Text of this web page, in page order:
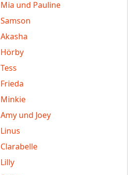
Mia und Pauline
Samson
Akasha
Hörby
Tess
Frieda
Minkie
Amy und Joey
Linus
Clarabelle
Lilly